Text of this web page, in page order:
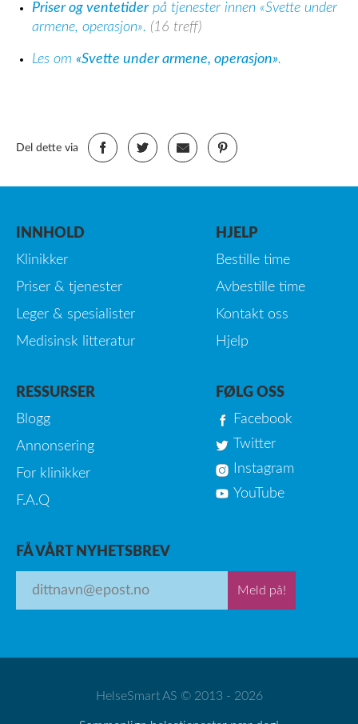
Priser og ventetiderpå tjenester innen «Svette under
armene, operasjon». (16 treff)
Les om «Svette under armene, operasjon».
Del dette via
INNHOLD
Klinikker
Priser & tjenester
Leger & spesialister
Medisinsk litteratur
HJELP
Bestille time
Avbestille time
Kontakt oss
Hjelp
RESSURSER
Blogg
Annonsering
For klinikker
F.A.Q
FØLG OSS
Facebook
Twitter
Instagram
YouTube
FÅ VÅRT NYHETSBREV
Meld på!
HelseSmart AS © 2013 - 2026